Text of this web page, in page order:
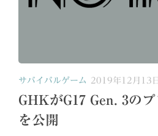
サバイバルゲーム 2019年12月13日
GHKがG17 Gen. 3の
を公開